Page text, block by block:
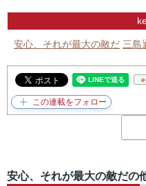
安心、それが最大の敵だ 三島
安心、それが最大の敵だの